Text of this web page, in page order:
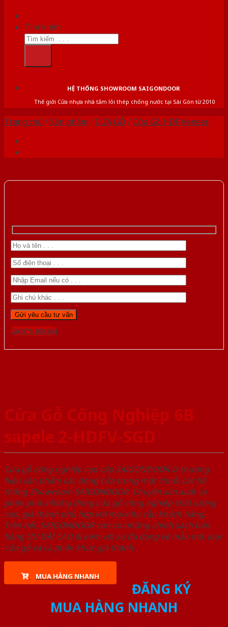
Tìm kiếm:
HỆ THỐNG SHOWROOM SAIGONDOOR
Thế giới Cửa nhựa nhà tắm lõi thép chống nước tại Sài Gòn từ 2010
Trang chủ /Sản phẩm /CỬA GỖ /Cửa Gỗ HDF Veneer
Gọi 0976.169.864
Cửa Gỗ Công Nghiệp 6B
sapele 2-HDFV-SGD
Cửa gỗ công nghiệp cao cấp SAIGONDOOR là thương
hiệu sản phẩm các dòng cửa trong một chuỗi các hệ
thống Showroom SAIGONDOOR. Chuyên sản xuất và
phân phối những dòng cửa gỗ công nghiệp chất lượng
cao, giá thành phù hợp với mọi nhu cầu khách hàng.
Trên hết, SAIGONDOOR còn có những chính sách bán
hàng ƯU ĐÃI CAO đi kèm với sự đa dạng về mẫu mã, loại
cửa gỗ và cả phân khúc giá thành.
MUA HÀNG NHANH
ĐĂNG KÝ
MUA HÀNG NHANH